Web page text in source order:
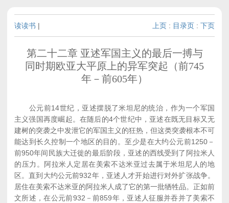
读读书 | 上页 : 目录页 : 下页
第二十二章 亚述军国主义的最后一搏与
同时期欧亚大平原上的异军突起（前745
年－前605年）
公元前14世纪，亚述摆脱了米坦尼的统治，作为一个军国
主义强国再度崛起。在随后的4个世纪中，亚述在既无目标又无
建树的突袭之中发泄它的军国主义的狂热，但这类突袭根本不可
能达到长久控制一个地区的目的。至少是在大约公元前1250－
前950年间民族大迁徙的最后阶段，亚述的西线受到了阿拉米人
的压力。阿拉米人定居在美索不达米亚过去属于米坦尼人的地
区。直到大约公元前932年，亚述人才开始进行对外扩张战争。
居住在美索不达米亚的阿拉米人成了它的第一批牺牲品。正如前
文所述，在公元前932－前859年，亚述人征服并吞并了美索不